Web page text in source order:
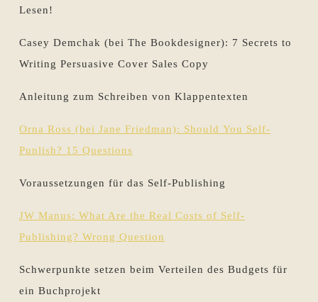
Lesen!
Casey Demchak (bei The Bookdesigner): 7 Secrets to
Writing Persuasive Cover Sales Copy
Anleitung zum Schreiben von Klappentexten
Orna Ross (bei Jane Friedman): Should You Self-
Punlish? 15 Questions
Voraussetzungen für das Self-Publishing
JW Manus: What Are the Real Costs of Self-
Publishing? Wrong Question
Schwerpunkte setzen beim Verteilen des Budgets für
ein Buchprojekt